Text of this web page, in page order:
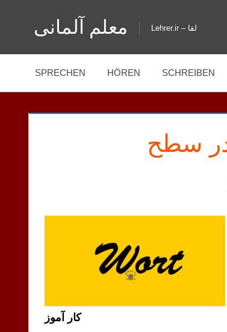
معلم آلمانی Lehrer.ir – لقا
SPRECHEN HÖREN SCHREIBEN
کار آموز